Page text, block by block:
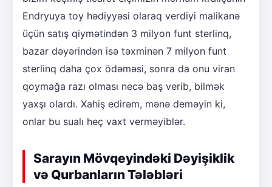
Endryuya toy hədiyyəsi olaraq verdiyi malikanə
üçün satış qiymətindən 3 milyon funt sterlinq,
bazar dəyərindən isə təxminən 7 milyon funt
sterlinq daha çox ödəməsi, sonra da onu viran
qoymağa razı olması necə baş verib, bilmək
yaxşı olardı. Xahiş edirəm, mənə deməyin ki,
onlar bu sualı heç vaxt verməyiblər.
Sarayın Mövqeyindəki Dəyişiklik
və Qurbanların Tələbləri